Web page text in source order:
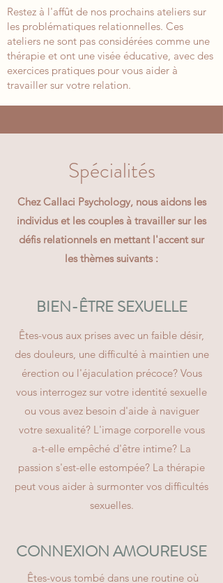
Restez à l'affût de nos prochains ateliers sur
les problématiques relationnelles. Ces
ateliers ne sont pas considérées comme une
thérapie et ont une visée éducative, avec des
exercices pratiques pour vous aider à
travailler sur votre relation.
Spécialités
Chez Callaci Psychology, nous aidons les
individus et les couples à travailler sur les
défis relationnels en mettant l'accent sur
les thèmes suivants :
BIEN-ÊTRE SEXUELLE
Êtes-vous aux prises avec un faible désir,
des douleurs, une difficulté à maintien une
érection ou l'éjaculation précoce? Vous
vous interrogez sur votre identité sexuelle
ou vous avez besoin d'aide à naviguer
votre sexualité? L'image corporelle vous
a-t-elle empêché d'être intime? La
passion s'est-elle estompée? La thérapie
peut vous aider à surmonter vos difficultés
sexuelles.
CONNEXION AMOUREUSE
Êtes-vous tombé dans une routine où